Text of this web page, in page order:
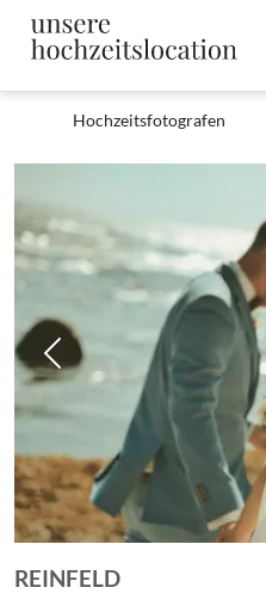
Hochzeitsfotografen
Zurück
REINFELD